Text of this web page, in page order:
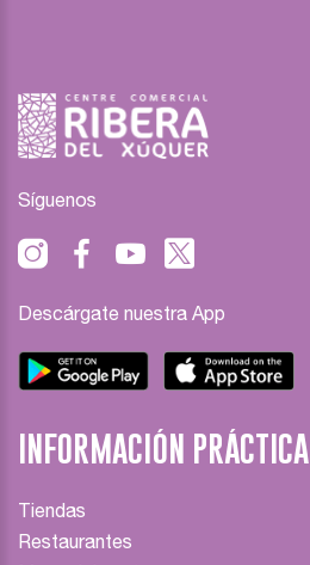
Síguenos
Descárgate nuestra App
INFORMACIÓN PRÁCTICA
Tiendas
Restaurantes